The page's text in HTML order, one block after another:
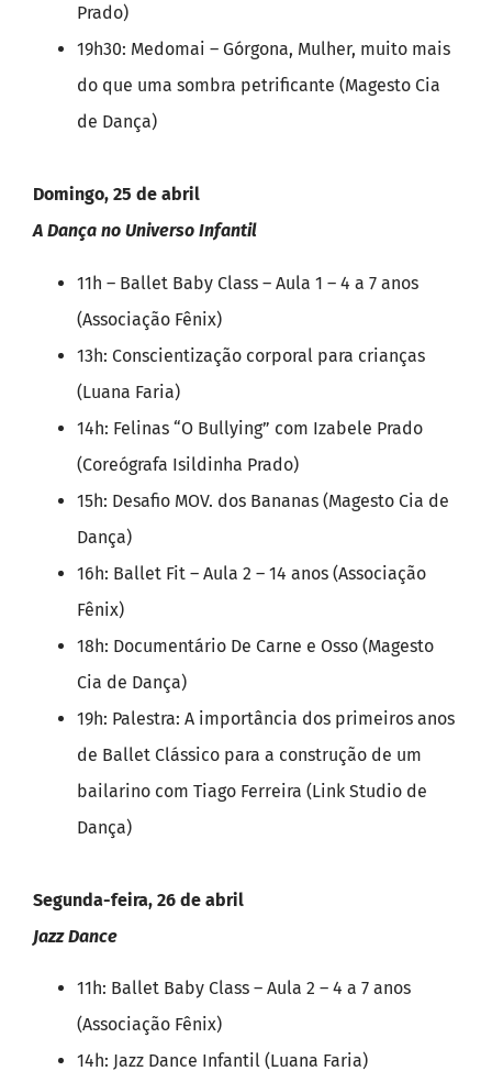
Prado)
19h30: Medomai – Górgona, Mulher, muito mais
do que uma sombra petrificante (Magesto Cia
de Dança)
Domingo, 25 de abril
A Dança no Universo Infantil
11h – Ballet Baby Class – Aula 1 – 4 a 7 anos
(Associação Fênix)
13h: Conscientização corporal para crianças
(Luana Faria)
14h: Felinas “O Bullying” com Izabele Prado
(Coreógrafa Isildinha Prado)
15h: Desafio MOV. dos Bananas (Magesto Cia de
Dança)
16h: Ballet Fit – Aula 2 – 14 anos (Associação
Fênix)
18h: Documentário De Carne e Osso (Magesto
Cia de Dança)
19h: Palestra: A importância dos primeiros anos
de Ballet Clássico para a construção de um
bailarino com Tiago Ferreira (Link Studio de
Dança)
Segunda-feira, 26 de abril
Jazz Dance
11h: Ballet Baby Class – Aula 2 – 4 a 7 anos
(Associação Fênix)
14h: Jazz Dance Infantil (Luana Faria)